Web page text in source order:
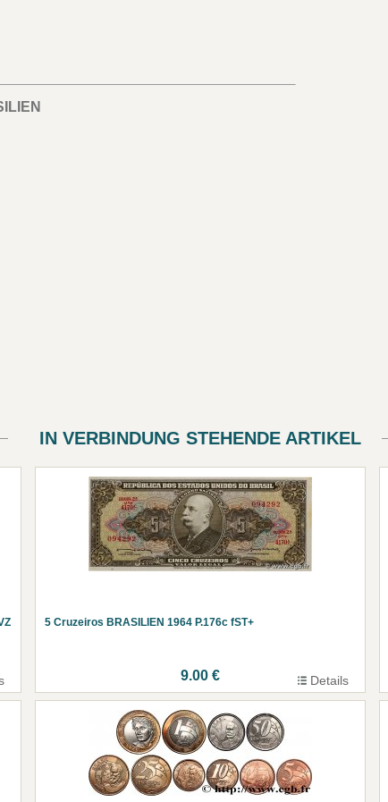
IN VERBINDUNG STEHENDE ARTIKEL
5 Cruzeiros BRASILIEN 1964 P.176c fST+
9.00 € Details